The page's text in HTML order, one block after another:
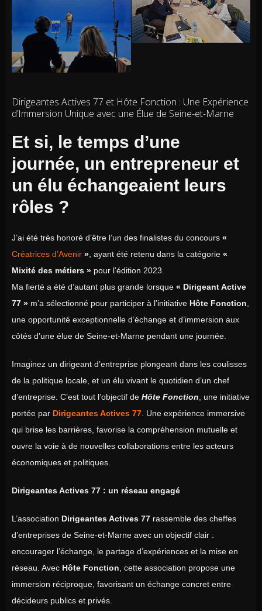
Dirigeantes Actives 77 et Hôte Fonction : Une Expérience
d’Immersion Unique avec une Élue de Seine-et-Marne
Et si, le temps d’une
journée, un entrepreneur et
un élu échangeaient leurs
rôles ?
J’ai été très honoré d’être l’un des finalistes du concours «
Créatrices d’Avenir » , ayant été retenu dans la catégorie «
Mixité des métiers » pour l’édition 2023.
Ma fierté a été d’autant plus grande lorsque « Dirigeant Active
77 » m’a sélectionné pour participer à l’initiative Hôte Fonction
une opportunité exceptionnelle d’échange et d’immersion aux
côtés d’une élue de Seine-et-Marne pendant une journée.
Imaginez un dirigeant d’entreprise plongeant dans les coulisses
de la politique locale, et un élu vivant le quotidien d’un chef
d’entreprise. C’est tout l’objectif de Hôte Fonction , une initiative
portée par Dirigeantes Actives 77 . Une expérience immersive
qui brise les barrières, favorise la compréhension mutuelle et
ouvre la voie à de nouvelles collaborations entre les acteurs
économiques et politiques.
Dirigeantes Actives 77 : un réseau engagé
L’association Dirigeantes Actives 77 rassemble des cheffes
d’entreprises de Seine-et-Marne avec un objectif clair :
encourager l’échange, le partage d’expériences et la mise en
réseau. Avec Hôte Fonction , cette association propose une
immersion réciproque, favorisant un échange concret entre
décideurs publics et privés.